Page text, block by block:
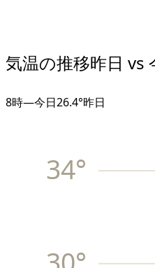
気温の推移昨日 vs
8時—今日26.4°昨日
34°